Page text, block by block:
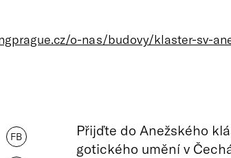
o-nas/budovy/klaster-sv-
FB
Přijďte do Anežského
gotického umění v